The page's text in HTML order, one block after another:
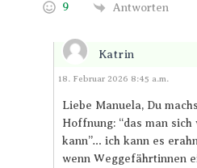
9 Antworten
Katrin
Antworten
18. Februar 2026 8:45 a.m.
Liebe Manuela, Du
Hoffnung: “das man
kann”… ich kann es
wenn Weggefährtinnen